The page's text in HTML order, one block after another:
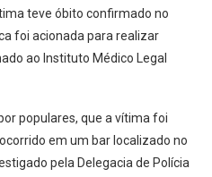
teve óbito confirmado no
foi acionada para realizar
ao Instituto Médico Legal
populares, que a vítima foi
em um bar localizado no
pela Delegacia de Polícia